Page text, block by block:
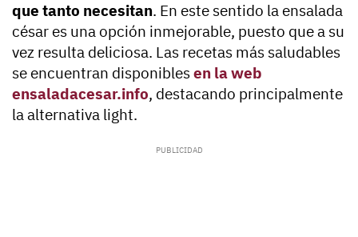
que tanto necesitan. En este sentido la ensalada
césar es una opción inmejorable, puesto que a su
vez resulta deliciosa. Las recetas más saludables
se encuentran disponiblesen la web
ensaladacesar.info, destacando principalmente
la alternativa light.